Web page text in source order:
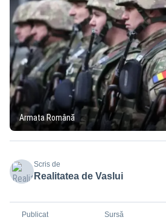
Armata Română
Scris de
Realitatea de Vaslui
Publicat Sursă